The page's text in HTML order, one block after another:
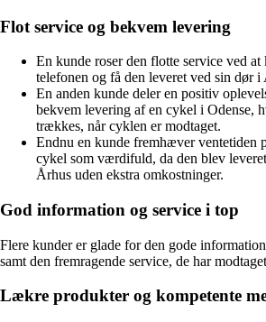
Flot service og bekvem levering
En kunde roser den flotte service ved
telefonen og få den leveret ved sin dør i
En anden kunde deler en positiv
bekvem levering af en cykel i Odense,
trækkes, når cyklen er modtaget.
Endnu en kunde fremhæver ventetiden
cykel som værdifuld, da den blev
Århus uden ekstra omkostninger.
God information og service i top
Flere kunder er glade for den gode
samt den fremragende service, de har
Lækre produkter og kompetente